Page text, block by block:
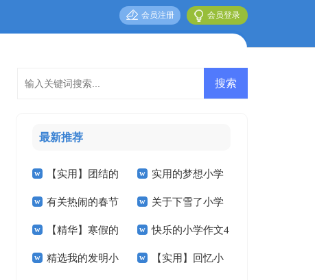
会员登录
会员注册
最新推荐
【实用】团结的
小学作文300字4篇
实用的梦想小学
作文300字3篇
有关热闹的春节
小学作文十篇
关于下雪了小学
作文400字八篇
【精华】寒假的
小学作文锦集六篇
快乐的小学作文4
篇
精选我的发明小 【实用】回忆小